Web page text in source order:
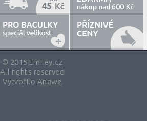
45 600
© 2015 Emiley.cz
All rights reserved
Vytvořilo Anawe